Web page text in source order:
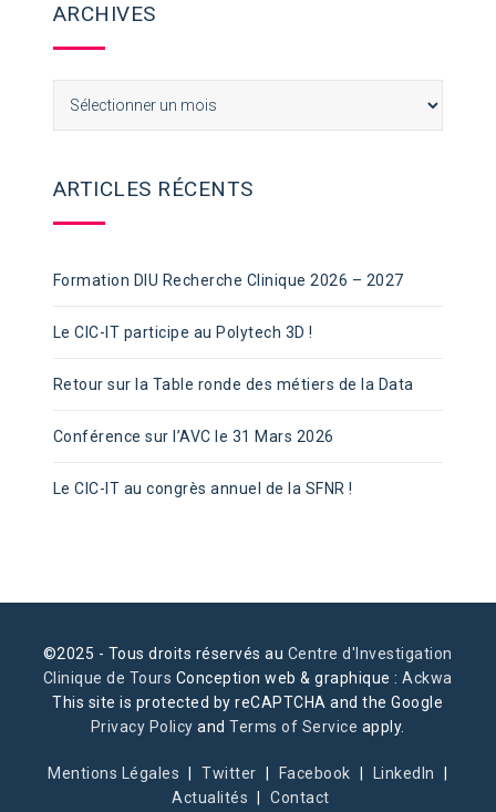
ARCHIVES
ARTICLES RÉCENTS
Formation DIU Recherche Clinique 2026 – 2027
Le CIC-IT participe au Polytech 3D !
Retour sur la Table ronde des métiers de la Data
Conférence sur l’AVC le 31 Mars 2026
Le CIC-IT au congrès annuel de la SFNR !
©2025 - Tous droits réservés au Centre d'Investigation
Clinique de Tours Conception web & graphique :Ackwa
This site is protected by reCAPTCHA and the Google
Privacy Policy andTerms of Service apply.
Mentions Légales Twitter Facebook
LinkedIn
Actualités
Contact